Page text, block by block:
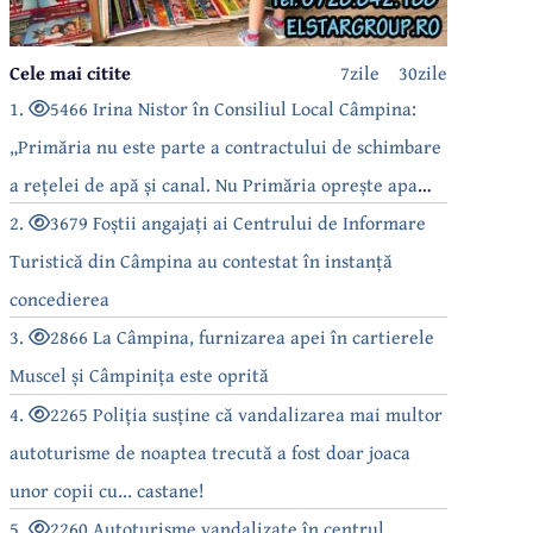
30zile
7zile
Cele mai citite
1.
5466 Irina Nistor în Consiliul Local Câmpina:
„Primăria nu este parte a contractului de schimbare
a rețelei de apă și canal. Nu Primăria oprește apa
câmpinenilor!”
2.
3679 Foștii angajați ai Centrului de Informare
Turistică din Câmpina au contestat în instanță
concedierea
3.
2866 La Câmpina, furnizarea apei în cartierele
Muscel și Câmpinița este oprită
4.
2265 Poliția susține că vandalizarea mai multor
autoturisme de noaptea trecută a fost doar joaca
unor copii cu... castane!